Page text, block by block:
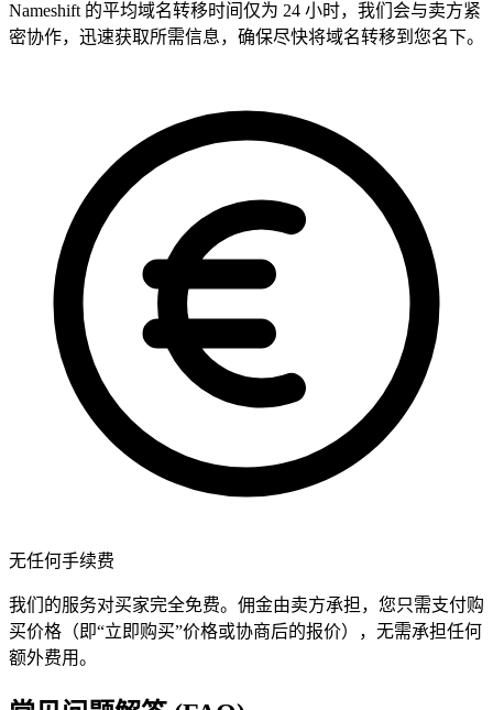
Nameshift 的平均域名转移时间仅为 24 小时，我们会与卖方紧
密协作，迅速获取所需信息，确保尽快将域名转移到您名下。
无任何手续费
我们的服务对买家完全免费。佣金由卖方承担，您只需支付购
买价格（即“立即购买”价格或协商后的报价），无需承担任何
额外费用。